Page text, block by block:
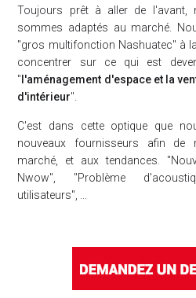
Toujours prêt à aller de
sommes adaptés au marché.
"gros multifonction Nashuatec" à
concentrer sur ce qui est
" l'aménagement d'espace et la
d'intérieur".
C'est dans cette optique que
nouveaux fournisseurs afin de
marché, et aux tendances.
Nwow", "Problème
utilisateurs", ...